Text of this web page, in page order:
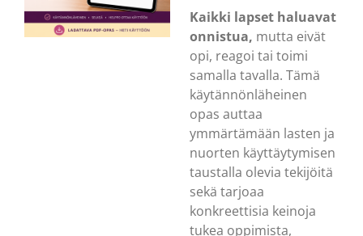
Kaikki lapset haluavat
onnistua, mutta eivät
opi, reagoi tai toimi
samalla tavalla. Tämä
käytännönläheinen
opas auttaa
ymmärtämään lasten ja
nuorten käyttäytymisen
taustalla olevia tekijöitä
sekä tarjoaa
konkreettisia keinoja
tukea oppimista,